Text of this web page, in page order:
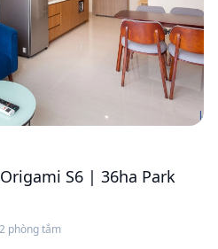
S6 | 36ha Park
2 phòng tắm